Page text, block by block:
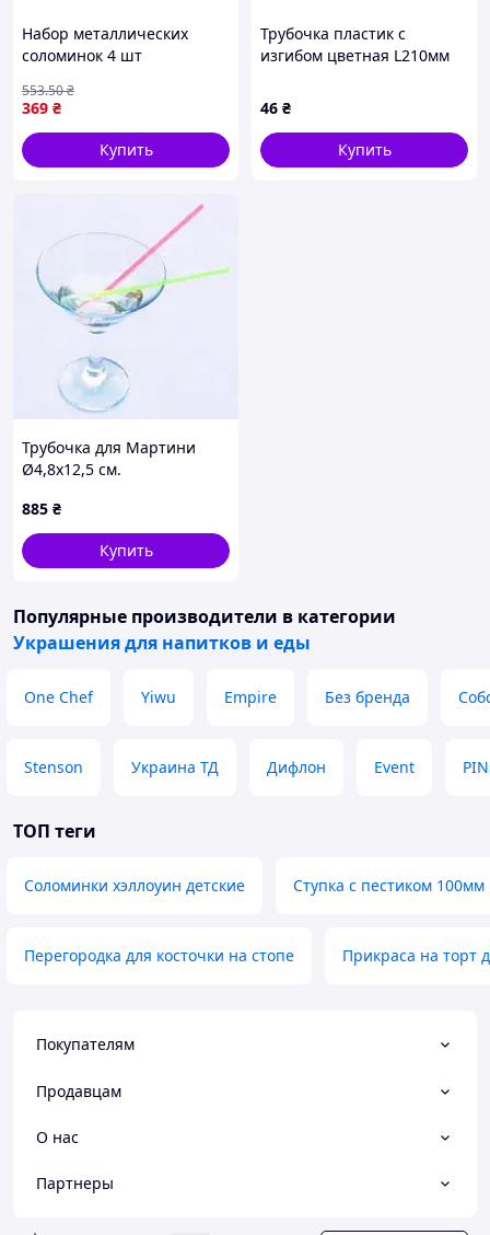
Набор металлических
соломинок 4 шт
трубочки для напитков
черные для пикников и
путешествий FLAME
369 ₴
553.50₴
Купить
Трубочка пластик с
изгибом цветная L210мм
46 ₴
Купить
Трубочка для Мартини
Ø4,8x12,5 см.
шт. Код/Артикул трюм01ёё
885 ₴
Купить
Популярные производители в категории
Украшения для напитков и еды
One Chef Yiwu Empire Без бренда
Stenson Украина ТД Дифлон Event
ТОП теги
Соломинки хэллоуин детские Ступка с пестиком
Перегородка для косточки на стопе Прикраса на торт
Покупателям
Продавцам
О нас
Партнеры